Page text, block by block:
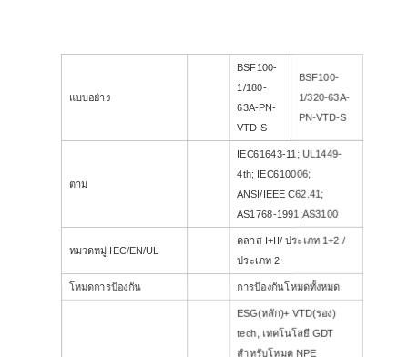
แบบอย่าง
BSF100-
1/180-
63A-PN-
VTD-S
BSF100-
1/320-63A-
PN-VTD-S
ตาม
IEC61643-11; UL1449-
4th; IEC610006;
ANSI/IEEE C62.41;
AS1768-1991;AS3100
หมวดหมู่ IEC/EN/UL
คลาส I+II/ ประเภท 1+2 /
ประเภท 2
โหมดการป้องกัน การป้องกันโหมดทั้งหมด
ESG(หลัก)+ VTD(รอง)
tech, เทคโนโลยี GDT
สำหรับโหมด NPE